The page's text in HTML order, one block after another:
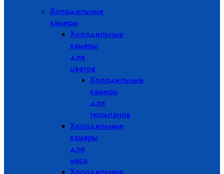
Холодильные
камеры
Холодильные
камеры
для
цветов
Холодильные
камеры
для
тюльпанов
Холодильные
камеры
для
мяса